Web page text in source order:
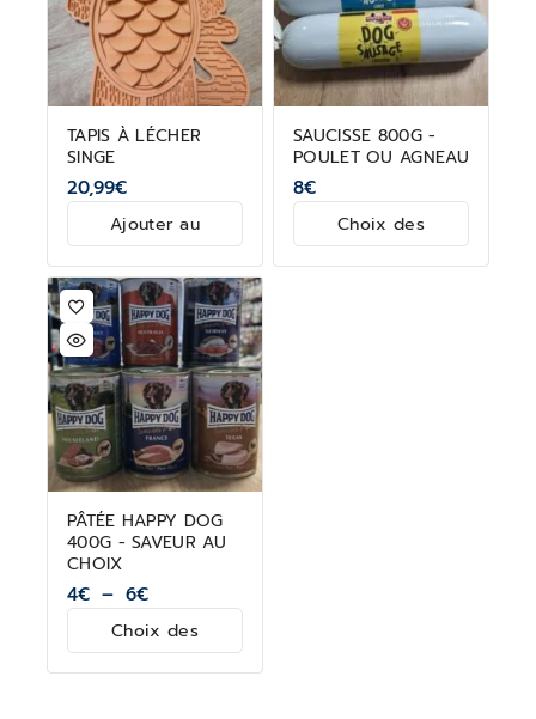
TAPIS À LÉCHER
SINGE
20,99€
Ajouter au
SAUCISSE 800G -
POULET OU AGNEAU
8€
Choix des
PÂTÉE HAPPY DOG
400G - SAVEUR AU
CHOIX
4€ – 6€
Choix des